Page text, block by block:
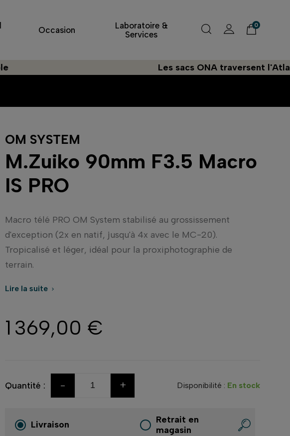
Occasion
Laboratoire &
Services
0
Les sacs ONA traversent l'Atlantique
OM SYSTEM
M.Zuiko 90mm F3.5 Macro
IS PRO
Macro télé PRO OM System stabilisé au grossissement
d'exception (2x en natif, jusqu'à 4x avec le MC-20).
Tropicalisé et léger, idéal pour la proxiphotographie de
terrain.
Lire la suite 
1 369,00 €
Quantité : - + Disponibilité : En stock
Livraison
Retrait en
magasin